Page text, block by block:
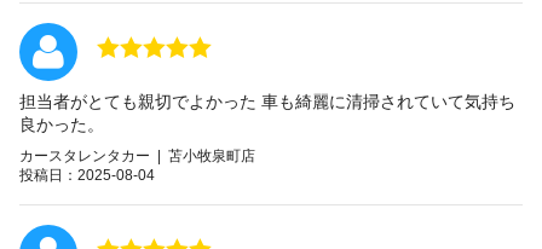
担当者がとても親切でよかった 車も綺麗に清掃されていて気持ち
良かった。
カースタレンタカー | 苫小牧泉町店
投稿日：2025-08-04